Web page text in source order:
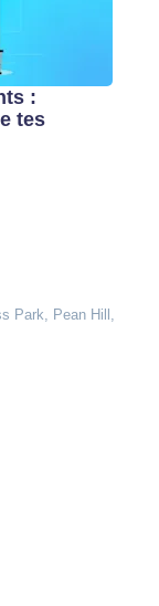
:
tes
Park, Pean Hill,